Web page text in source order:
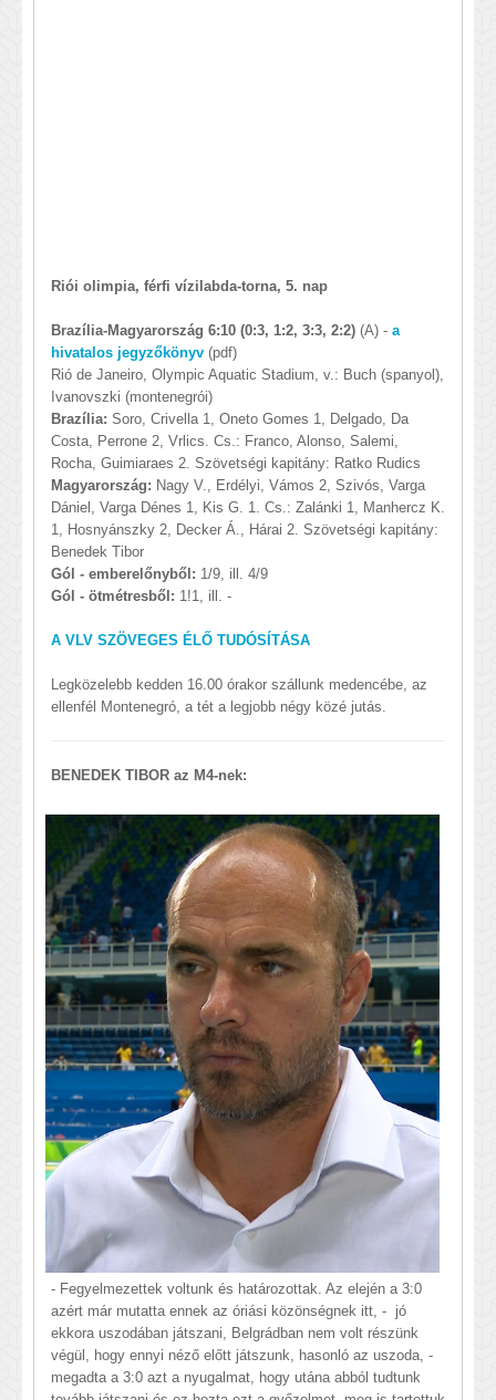
Riói olimpia, férfi vízilabda-torna, 5. nap
Brazília-Magyarország 6:10 (0:3, 1:2, 3:3, 2:2) (A) - a
hivatalos jegyzőkönyv (pdf)
Rió de Janeiro, Olympic Aquatic Stadium, v.: Buch (spanyol),
Ivanovszki (montenegrói)
Brazília: Soro, Crivella 1, Oneto Gomes 1, Delgado, Da
Costa, Perrone 2, Vrlics. Cs.: Franco, Alonso, Salemi,
Rocha, Guimiaraes 2. Szövetségi kapitány: Ratko Rudics
Magyarország: Nagy V., Erdélyi, Vámos 2, Szivós, Varga
Dániel, Varga Dénes 1, Kis G. 1. Cs.: Zalánki 1, Manhercz K.
1, Hosnyánszky 2, Decker Á., Hárai 2. Szövetségi kapitány:
Benedek Tibor
Gól - emberelőnyből: 1/9, ill. 4/9
Gól - ötmétresből: 1!1, ill. -
A VLV SZÖVEGES ÉLŐ TUDÓSÍTÁSA
Legközelebb kedden 16.00 órakor szállunk medencébe, az
ellenfél Montenegró, a tét a legjobb négy közé jutás.
BENEDEK TIBOR az M4-nek:
- Fegyelmezettek voltunk és határozottak. Az elején a 3:0
azért már mutatta ennek az óriási közönségnek itt, - jó
ekkora uszodában játszani, Belgrádban nem volt részünk
végül, hogy ennyi néző előtt játszunk, hasonló az uszoda, -
megadta a 3:0 azt a nyugalmat, hogy utána abból tudtunk